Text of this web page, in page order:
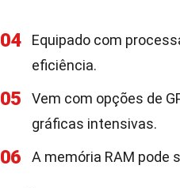
04 Equipado com
eficiência.
05 Vem com opções de
gráficas intensivas.
06 A memória RAM pode